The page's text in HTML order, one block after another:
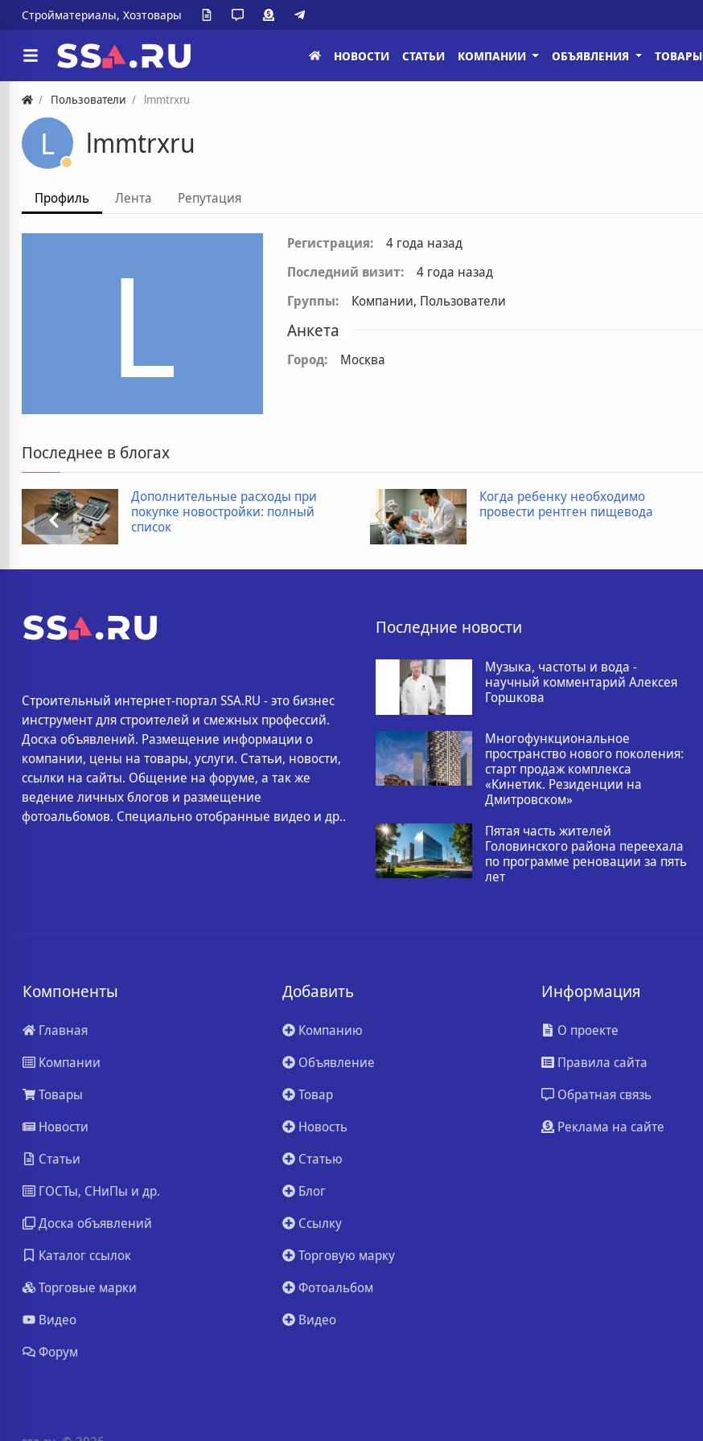
Стройматериалы, Хозтовары
НОВОСТИ СТАТЬИ КОМПАНИИ ОБЪЯВЛЕНИЯ ТОВАРЫ
Пользователи lmmtrxru
L lmmtrxru
Профиль Лента Репутация
L Регистрация:
4 года назад
Последний визит:
4 года назад
Группы:
Компании, Пользователи
Анкета
Город: Москва
Последнее в блогах
Дополнительные расходы при
покупке новостройки: полный
список
Когда ребенку необходимо
провести рентген пищевода
Строительный интернет-портал SSA.RU - это бизнес
инструмент для строителей и смежных профессий.
Доска объявлений. Размещение информации о
компании, цены на товары, услуги. Статьи, новости,
ссылки на сайты. Общение на форуме, а так же
ведение личных блогов и размещение
фотоальбомов. Специально отобранные видео и др..
Последние новости
Музыка, частоты и вода -
научный комментарий Алексея
Горшкова
Многофункциональное
пространство нового поколения:
старт продаж комплекса
«Кинетик. Резиденции на
Дмитровском»
Пятая часть жителей
Головинского района переехала
по программе реновации за пять
лет
Компоненты
Главная
Компании
Товары
Новости
Статьи
ГОСТы, СНиПы и др.
Доска объявлений
Каталог ссылок
Торговые марки
Видео
Форум
Добавить
Компанию
Объявление
Товар
Новость
Статью
Блог
Ссылку
Торговую марку
Фотоальбом
Видео
Информация
О проекте
Правила сайта
Обратная связь
Реклама на сайте